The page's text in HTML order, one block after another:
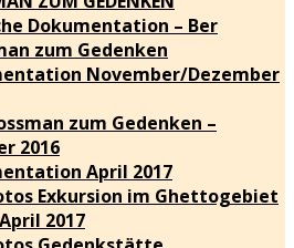
Dokumentation – Ber
zum Gedenken
November/Dezember
zum Gedenken –
2016
April 2017
Exkursion im Ghettogebiet
2017